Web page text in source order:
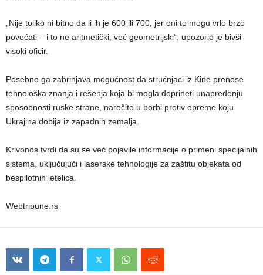
„Nije toliko ni bitno da li ih je 600 ili 700, jer oni to mogu vrlo brzo
povećati – i to ne aritmetički, već geometrijski“, upozorio je bivši
visoki oficir.
Posebno ga zabrinjava mogućnost da stručnjaci iz Kine prenose
tehnološka znanja i rešenja koja bi mogla doprineti unapređenju
sposobnosti ruske strane, naročito u borbi protiv opreme koju
Ukrajina dobija iz zapadnih zemalja.
Krivonos tvrdi da su se već pojavile informacije o primeni specijalnih
sistema, uključujući i laserske tehnologije za zaštitu objekata od
bespilotnih letelica.
Webtribune.rs